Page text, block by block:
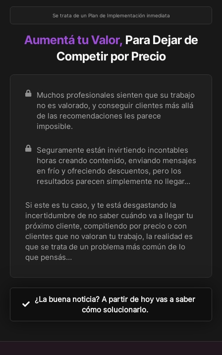
Se trata de un Plan de Implementación inmediata
Aumentá tu Valor, Para Dejar de
Competir por Precio
Muchos profesionales sienten que su trabajo
no es valorado, y conseguir clientes más allá
de las recomendaciones les parece
imposible.
Seguramente están invirtiendo incontables
horas creando contenido, enviando mensajes
en frío y ofreciendo descuentos, pero los
resultados parecen simplemente no llegar…
Si este es tu caso, y te está desgastando la
incertidumbre de no saber cuándo va a llegar tu
próximo cliente, compitiendo por precio o con
clientes que no valoran tu trabajo, la realidad es
que se trata de un problema más común de lo
que pensás…
¿La buena noticia? A partir de hoy vas a saber
cómo solucionarlo.